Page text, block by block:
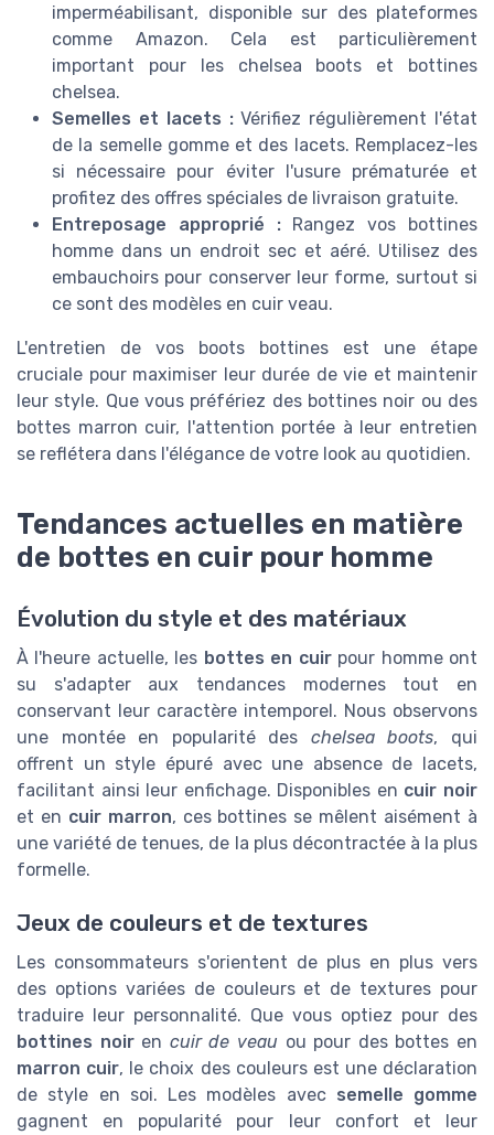
imperméabilisant, disponible sur des plateformes
comme Amazon. Cela est particulièrement
important pour les chelsea boots et bottines
chelsea.
Semelles et lacets :Vérifiez régulièrement l'état
de la semelle gomme et des lacets. Remplacez-les
si nécessaire pour éviter l'usure prématurée et
profitez des offres spéciales de livraison gratuite.
Entreposage approprié :Rangez vos bottines
homme dans un endroit sec et aéré. Utilisez des
embauchoirs pour conserver leur forme, surtout si
ce sont des modèles en cuir veau.
L'entretien de vos boots bottines est une étape
cruciale pour maximiser leur durée de vie et maintenir
leur style. Que vous préfériez des bottines noir ou des
bottes marron cuir, l'attention portée à leur entretien
se reflétera dans l'élégance de votre look au quotidien.
Tendances actuelles en matière
de bottes en cuir pour homme
Évolution du style et des matériaux
À l'heure actuelle, les bottes en cuirpour homme ont
su s'adapter aux tendances modernes tout en
conservant leur caractère intemporel. Nous observons
une montée en popularité des chelsea boots, qui
offrent un style épuré avec une absence de lacets,
facilitant ainsi leur enfichage. Disponibles en cuir noir
et en cuir marron, ces bottines se mêlent aisément à
une variété de tenues, de la plus décontractée à la plus
formelle.
Jeux de couleurs et de textures
Les consommateurs s'orientent de plus en plus vers
des options variées de couleurs et de textures pour
traduire leur personnalité. Que vous optiez pour des
bottines noiren cuir de veau ou pour des bottes en
marron cuir, le choix des couleurs est une déclaration
de style en soi. Les modèles avec semelle gomme
gagnent en popularité pour leur confort et leur